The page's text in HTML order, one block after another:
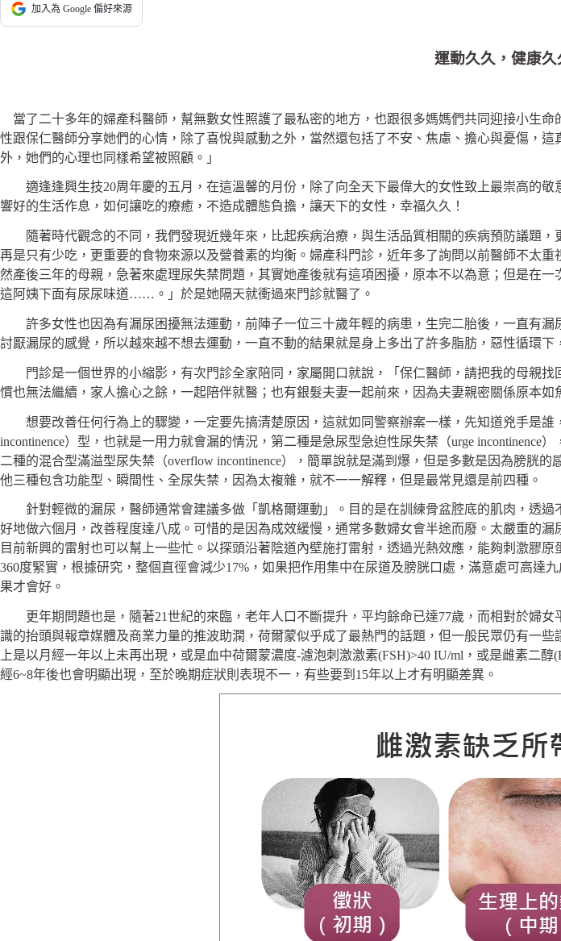
加入為 Google 偏好來源
運動久久，健康久
當了二十多年的婦產科醫師，幫無數女性照護了最私密的地方，也跟很多媽媽們共同迎接小生
性跟保仁醫師分享她們的心情，除了喜悅與感動之外，當然還包括了不安、焦慮、擔心與憂傷，
外，她們的心理也同樣希望被照顧。」
適逢逢興生技20周年慶的五月，在這溫馨的月份，除了向全天下最偉大的女性致上最崇高的
響好的生活作息，如何讓吃的療癒，不造成體態負擔，讓天下的女性，幸福久久！
隨著時代觀念的不同，我們發現近幾年來，比起疾病治療，與生活品質相關的疾病預防議題，
再是只有少吃，更重要的食物來源以及營養素的均衡。婦產科門診，近年多了詢問以前醫師不
然產後三年的母親，急著來處理尿失禁問題，其實她產後就有這項困擾，原本不以為意；但是在
這阿姨下面有尿尿味道……。」於是她隔天就衝過來門診就醫了。
許多女性也因為有漏尿困擾無法運動，前陣子一位三十歲年輕的病患，生完二胎後，一直有漏
討厭漏尿的感覺，所以越來越不想去運動，一直不動的結果就是身上多出了許多脂肪，惡性循環
門診是一個世界的小縮影，有次門診全家陪同，家屬開口就說，「保仁醫師，請把我的母親
慣也無法繼續，家人擔心之餘，一起陪伴就醫；也有銀髮夫妻一起前來，因為夫妻親密關係原本
想要改善任何行為上的驟變，一定要先搞清楚原因，這就如同警察辦案一樣，先知道兇手是誰
incontinence）型，也就是一用力就會漏的情況，第二種是急尿型急迫性尿失禁（urge
二種的混合型滿溢型尿失禁（overflow incontinence），簡單說就是滿到爆，但是多數是因為膀胱
他三種包含功能型、瞬間性、全尿失禁，因為太複雜，就不一一解釋，但是最常見還是前四種。
針對輕微的漏尿，醫師通常會建議多做「凱格爾運動」。目的是在訓練骨盆腔底的肌肉，透過
好地做六個月，改善程度達八成。可惜的是因為成效緩慢，通常多數婦女會半途而廢。太嚴重的
目前新興的雷射也可以幫上一些忙。以探頭沿著陰道內壁施打雷射，透過光熱效應，能夠刺激膠
360度緊實，根據研究，整個直徑會減少17%，如果把作用集中在尿道及膀胱口處，滿意處可高
果才會好。
更年期問題也是，隨著21世紀的來臨，老年人口不斷提升，平均餘命已達77歲，而相對於婦女
識的抬頭與報章媒體及商業力量的推波助澖，荷爾蒙似乎成了最熱門的話題，但一般民眾仍有一
上是以月經一年以上未再出現，或是血中荷爾蒙濃度-濾泡刺激激素(FSH)>40 IU/ml，或是雌素二
經6~8年後也會明顯出現，至於晚期症狀則表現不一，有些要到15年以上才有明顯差異。